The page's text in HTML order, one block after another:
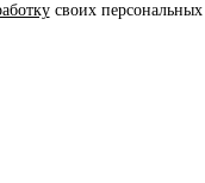
своих персональных